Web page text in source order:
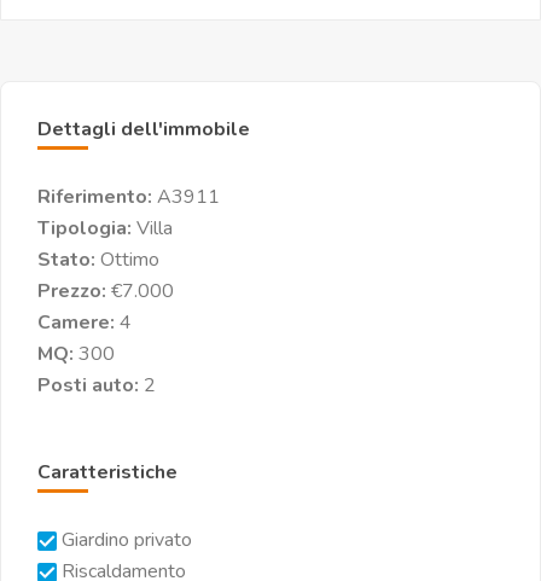
Dettagli dell'immobile
Riferimento: A3911
Tipologia: Villa
Stato: Ottimo
Prezzo: €7.000
Camere: 4
MQ: 300
Posti auto: 2
Caratteristiche
Giardino privato
Riscaldamento